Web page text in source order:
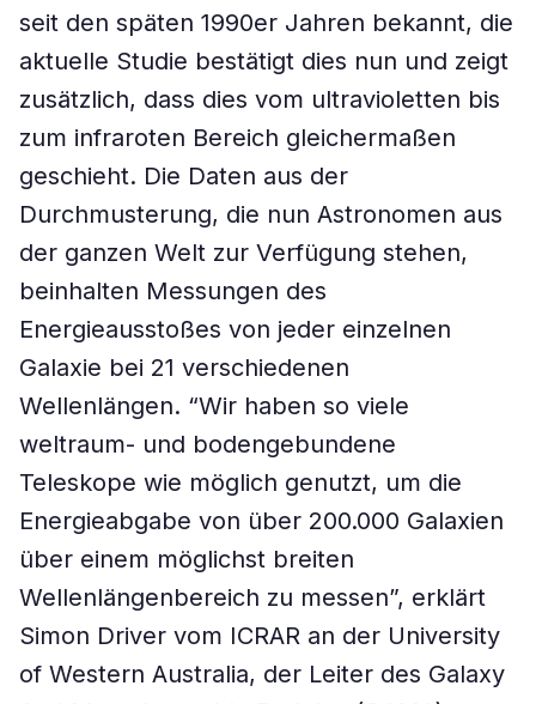
seit den späten 1990er Jahren bekannt, die
aktuelle Studie bestätigt dies nun und zeigt
zusätzlich, dass dies vom ultravioletten bis
zum infraroten Bereich gleichermaßen
geschieht. Die Daten aus der
Durchmusterung, die nun Astronomen aus
der ganzen Welt zur Verfügung stehen,
beinhalten Messungen des
Energieausstoßes von jeder einzelnen
Galaxie bei 21 verschiedenen
Wellenlängen. “Wir haben so viele
weltraum- und bodengebundene
Teleskope wie möglich genutzt, um die
Energieabgabe von über 200.000 Galaxien
über einem möglichst breiten
Wellenlängenbereich zu messen”, erklärt
Simon Driver vom ICRAR an der University
of Western Australia, der Leiter des Galaxy